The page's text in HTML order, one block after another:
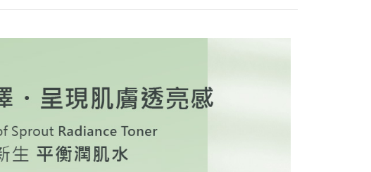
結果請求用戶進行身份認證。